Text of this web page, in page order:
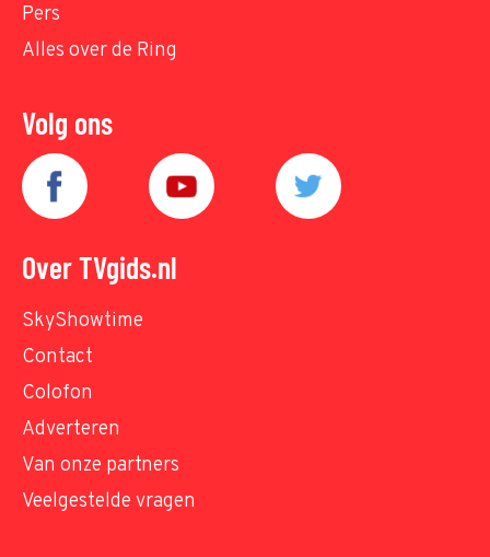
Pers
Alles over de Ring
Volg ons
Over TVgids.nl
SkyShowtime
Contact
Colofon
Adverteren
Van onze partners
Veelgestelde vragen